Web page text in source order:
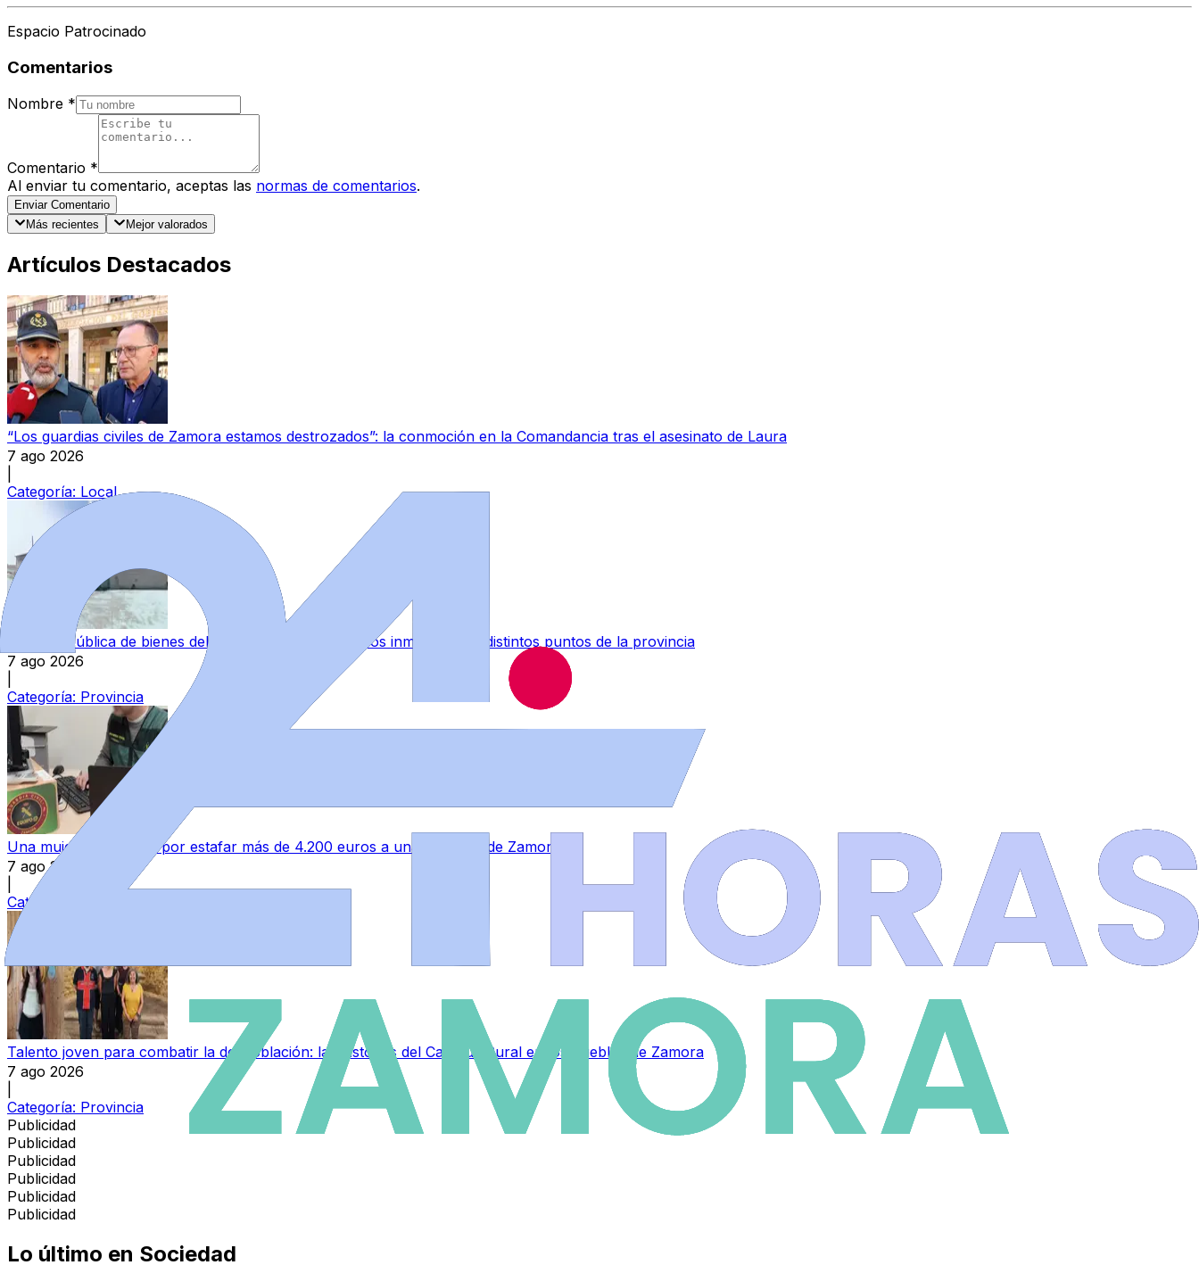
Espacio Patrocinado
Comentarios
Nombre *
Comentario *
Al enviar tu comentario, aceptas las normas de comentarios.
Enviar Comentario
Más recientes
Mejor valorados
Artículos Destacados
“Los guardias civiles de Zamora estamos destrozados”: la conmoción en la Comandancia tras el asesinato de Laura
7 ago 2026
Categoría: Local
Subasta pública de bienes del Estado en Zamora: varios inmuebles en distintos puntos de la provincia
7 ago 2026
Categoría: Provincia
Una mujer investigada por estafar más de 4.200 euros a una empresa de Zamora
7 ago 2026
Categoría:
Talento joven para combatir la despoblación: las historias del Campus Rural en los pueblos de Zamora
7 ago 2026
Categoría: Provincia
Publicidad
Publicidad
Publicidad
Publicidad
Publicidad
Publicidad
Lo último en Sociedad